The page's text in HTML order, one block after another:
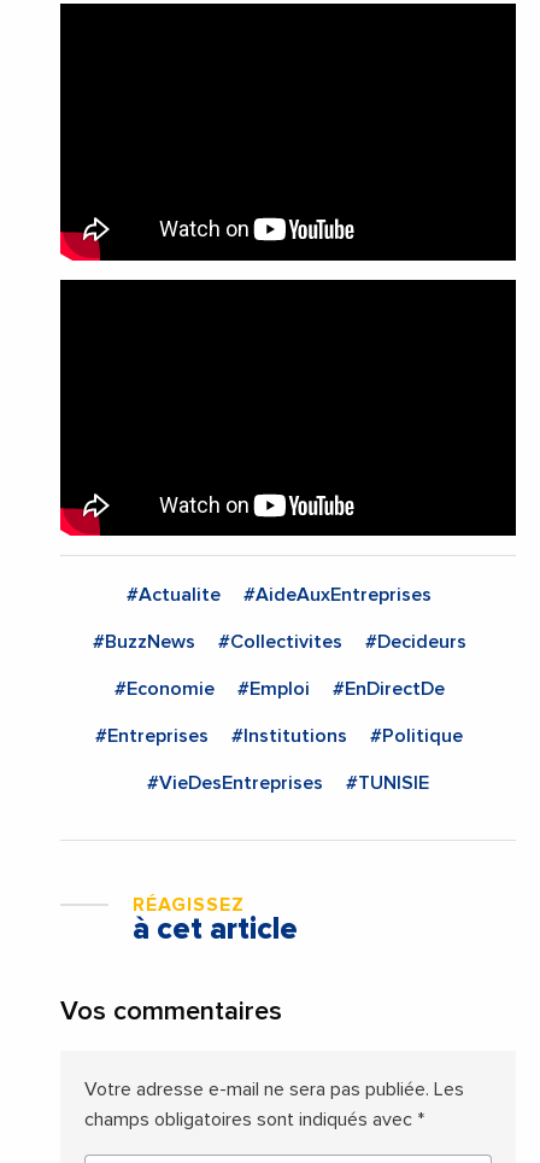
#Actualite #AideAuxEntreprises
#BuzzNews #Collectivites #Decideurs
#Economie #Emploi #EnDirectDe
#Entreprises #Institutions #Politique
#VieDesEntreprises #TUNISIE
RÉAGISSEZ
à cet article
Vos commentaires
Votre adresse e-mail ne sera pas publiée. Les
champs obligatoires sont indiqués avec *